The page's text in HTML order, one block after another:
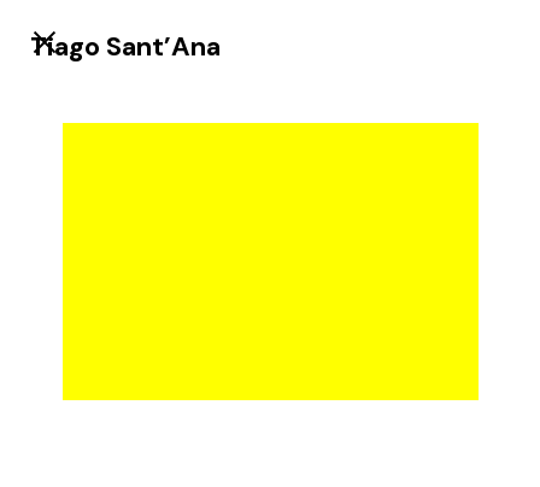
Tiago Sant’Ana